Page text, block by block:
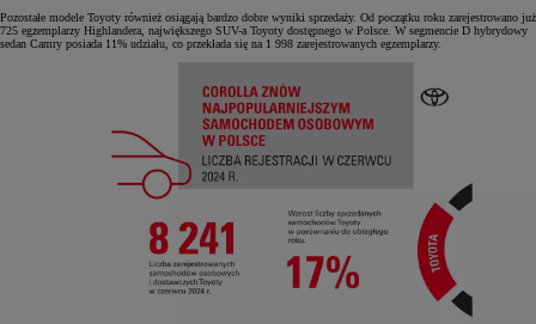
Pozostałe modele Toyoty również osiągają bardzo dobre wyniki sprzedaży. Od początku roku zarejestrowano już
725 egzemplarzy Highlandera, największego SUV-a Toyoty dostępnego w Polsce. W segmencie D hybrydowy
sedan Camry posiada 11% udziału, co przekłada się na 1 998 zarejestrowanych egzemplarzy.